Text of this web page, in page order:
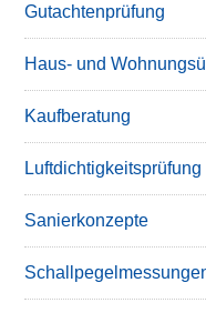
Gutachtenprüfung
Haus- und
Kaufberatung
Luftdichtigkeitsprüfung
Sanierkonzepte